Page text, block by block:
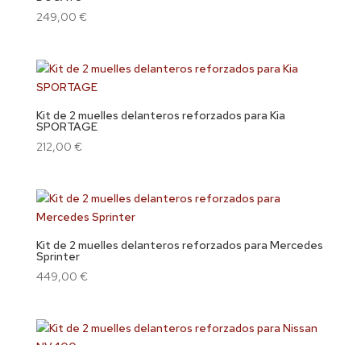
249,00 €
Kit de 2 muelles delanteros reforzados para Kia
SPORTAGE
212,00 €
Kit de 2 muelles delanteros reforzados para Mercedes
Sprinter
449,00 €